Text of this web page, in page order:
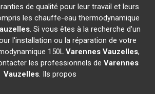
de qualité pour leur travail et leurs
les chauffe-eau thermodynamique
. Si vous êtes à la recherche d'un
l'installation ou la réparation de votre
150L Varennes Vauzelles,
les professionnels de Varennes
Vauzelles. Ils propos